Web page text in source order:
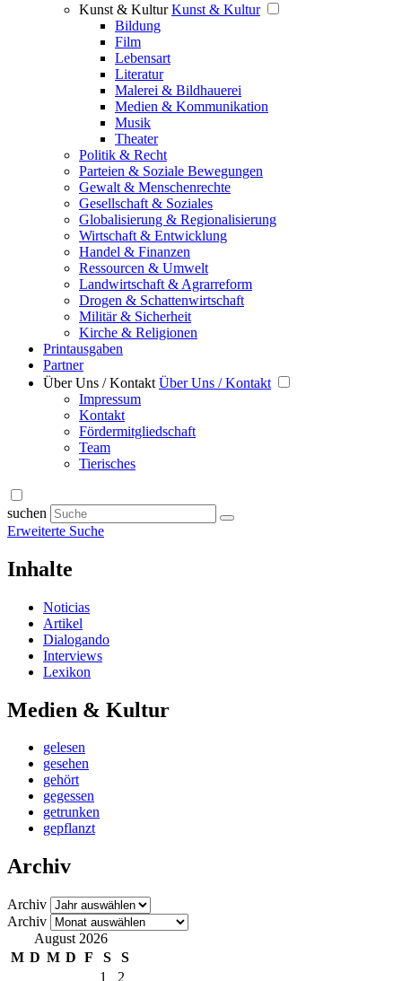
Kunst & Kultur Kunst & Kultur
Bildung
Film
Lebensart
Literatur
Malerei & Bildhauerei
Medien & Kommunikation
Musik
Theater
Politik & Recht
Parteien & Soziale Bewegungen
Gewalt & Menschenrechte
Gesellschaft & Soziales
Globalisierung & Regionalisierung
Wirtschaft & Entwicklung
Handel & Finanzen
Ressourcen & Umwelt
Landwirtschaft & Agrarreform
Drogen & Schattenwirtschaft
Militär & Sicherheit
Kirche & Religionen
Printausgaben
Partner
Über Uns / Kontakt Über Uns / Kontakt
Impressum
Kontakt
Fördermitgliedschaft
Team
Tierisches
suchen
Erweiterte Suche
Inhalte
Noticias
Artikel
Dialogando
Interviews
Lexikon
Medien & Kultur
gelesen
gesehen
gehört
gegessen
getrunken
gepflanzt
Archiv
Archiv
Archiv
August 2026
M D M D F S
S
1
2